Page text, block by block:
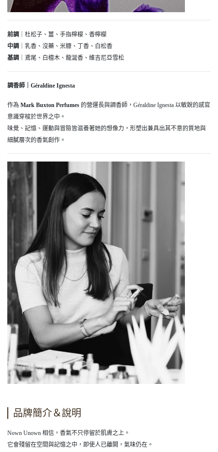
前調 ｜杜松子、薑、手指檸檬、香檸檬
中調 ｜乳香、沒藥、米糠、丁香、白松香
基調 ｜鳶尾、白檀木、龍涎香、維吉尼亞雪松
調香師｜Géraldine Ignesta
作為 Mark Buxton Perfumes 的營運長與調香師，Géraldine Ignesta 以敏銳的感官
意識穿梭於世界之中。
味覺、記憶、運動與冒險皆滋養著她的想像力，形塑出兼具出其不意的質地與
細膩層次的香氣創作。
品牌簡介＆說明
Nown Unown 相信，香氣不只停留於肌膚之上。
它會殘留在空間與記憶之中，即使人已離開，氣味仍在。